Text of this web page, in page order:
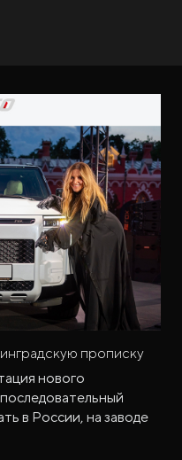
прописку
нового
в России, на заводе